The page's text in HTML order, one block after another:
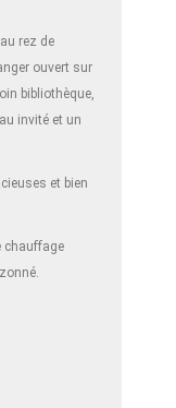
rez de
ouvert sur
bibliothèque,
invité et un
et bien
chauffage